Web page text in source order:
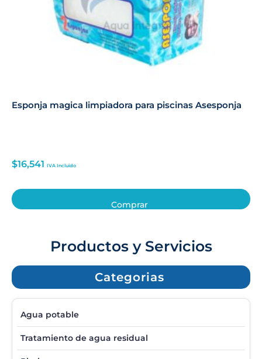
Esponja magica limpiadora para piscinas Asesponja
$16,541 IVA Incluido
Comprar
Productos y Servicios
Categorias
Agua potable
Tratamiento de agua residual